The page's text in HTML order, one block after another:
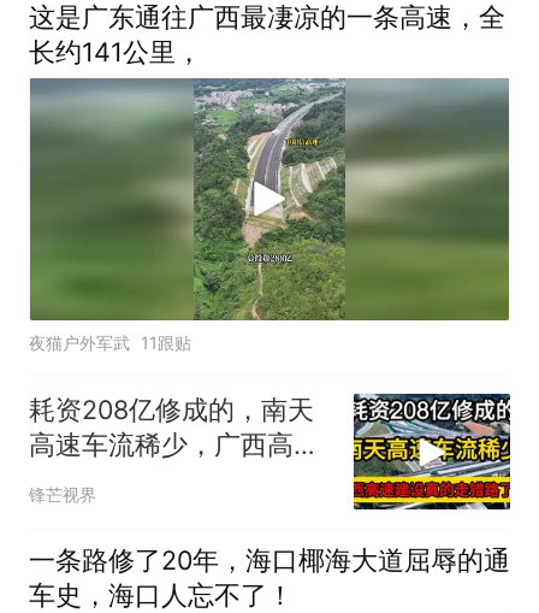
这是广东通往广西最凄凉的一条高速，全
长约141公里，
夜猫户外军武 11跟贴
耗资208亿修成的，南天
高速车流稀少，广西高速
建设真的走错路了吗？
锋芒视界
一条路修了20年，海口椰海大道屈辱的通
车史，海口人忘不了！